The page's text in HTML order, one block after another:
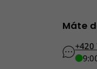
Máte
+420